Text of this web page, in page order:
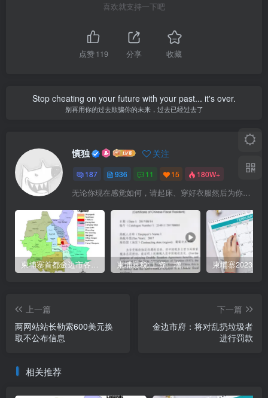
喜欢就支持一下吧
点赞119 分享 收藏
Stop cheating on your future with your past... it's over.
别再用你的过去欺骗你的未来，过去已经过去了
慎独 关注
187 936 11 15 180W+
无论你现在感觉如何，请起床、穿好衣服然后为你的梦想而奋斗
柬埔寨首都金边市各区与分区名称分布 柬埔寨税:工资、增值、预扣、利润、专利、产业、注册税
上一篇
两网站站长勒索600美元换
取不公布信息
下一篇
金边市府：将对乱扔垃圾者
进行罚款
相关推荐